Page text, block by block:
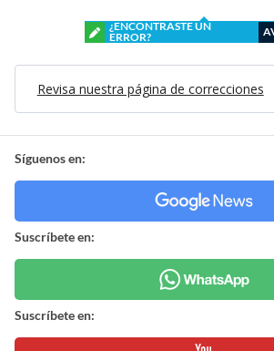
¿ENCONTRASTE UN
ERROR?
Revisa nuestra página de correcciones
Síguenos en:
Suscríbete en:
Suscríbete en: